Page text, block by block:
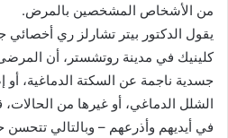
من الأشخاص المشخصين بالمرض.
يقول الدكتور بيتر تشارلز ري أخصائي
كلينيك في مدينة روتشستر، أن
جسدية ناجمة عن السكتة الدماغية، أو
الشلل الدماغي، أو غيرها من
في أيديهم وأذرعهم – وبالتالي